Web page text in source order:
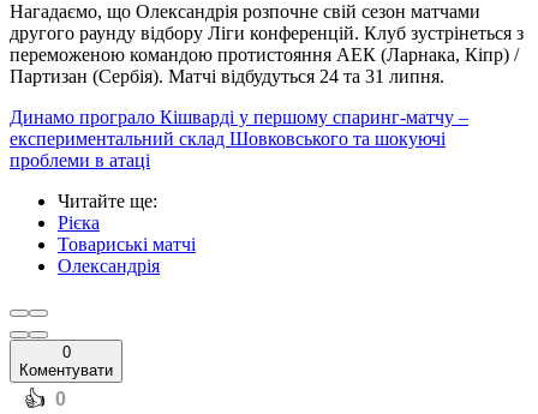
Нагадаємо, що Олександрія розпочне свій сезон матчами
другого раунду відбору Ліги конференцій. Клуб зустрінеться з
переможеною командою протистояння АЕК (Ларнака, Кіпр) /
Партизан (Сербія). Матчі відбудуться 24 та 31 липня.
Динамо програло Кішварді у першому спаринг-матчу –
експериментальний склад Шовковського та шокуючі
проблеми в атаці
Читайте ще:
Рієка
Товариські матчі
Олександрія
0
Коментувати
️👍 0